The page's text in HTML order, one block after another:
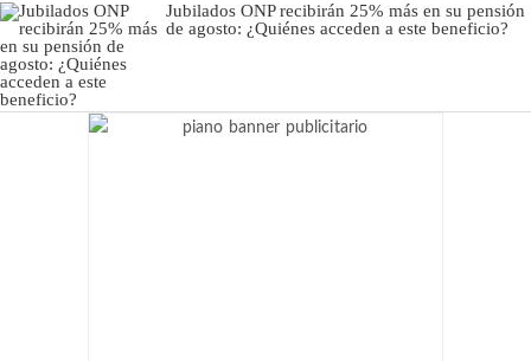
Jubilados ONP recibirán 25% más en su pensión
de agosto: ¿Quiénes acceden a este beneficio?